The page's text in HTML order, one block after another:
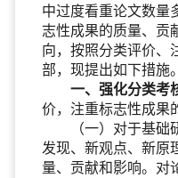
中过度看重论文数量
志性成果的质量、贡
向，按照分类评价、
部，现提出如下措施。
一、强化分类考
价，注重标志性成果
（一）对于基
发现、新观点、新原
量、贡献和影响。对